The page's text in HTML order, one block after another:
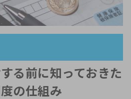
る前に知っておきた
の仕組み